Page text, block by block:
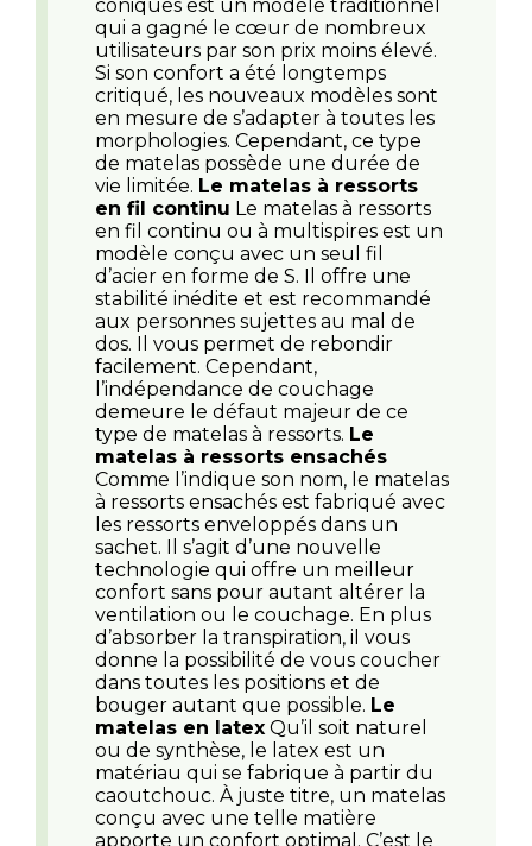
coniques est un modèle traditionnel
qui a gagné le cœur de nombreux
utilisateurs par son prix moins élevé.
Si son confort a été longtemps
critiqué, les nouveaux modèles sont
en mesure de s’adapter à toutes les
morphologies. Cependant, ce type
de matelas possède une durée de
vie limitée. Le matelas à ressorts
en fil continu Le matelas à ressorts
en fil continu ou à multispires est un
modèle conçu avec un seul fil
d’acier en forme de S. Il offre une
stabilité inédite et est recommandé
aux personnes sujettes au mal de
dos. Il vous permet de rebondir
facilement. Cependant,
l’indépendance de couchage
demeure le défaut majeur de ce
type de matelas à ressorts. Le
matelas à ressorts ensachés
Comme l’indique son nom, le matelas
à ressorts ensachés est fabriqué avec
les ressorts enveloppés dans un
sachet. Il s’agit d’une nouvelle
technologie qui offre un meilleur
confort sans pour autant altérer la
ventilation ou le couchage. En plus
d’absorber la transpiration, il vous
donne la possibilité de vous coucher
dans toutes les positions et de
bouger autant que possible. Le
matelas en latex Qu’il soit naturel
ou de synthèse, le latex est un
matériau qui se fabrique à partir du
caoutchouc. À juste titre, un matelas
conçu avec une telle matière
apporte un confort optimal. C’est le